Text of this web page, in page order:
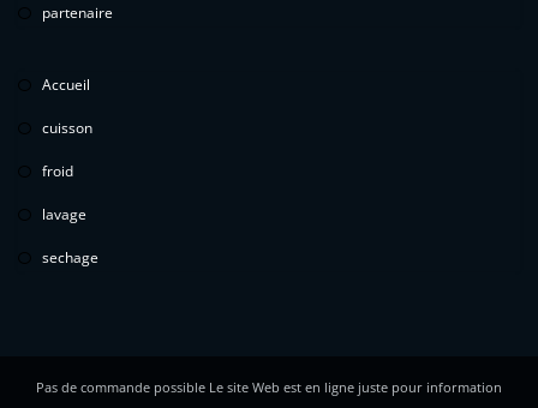
partenaire
Accueil
cuisson
froid
lavage
sechage
Pas de commande possible Le site Web est en ligne juste pour information